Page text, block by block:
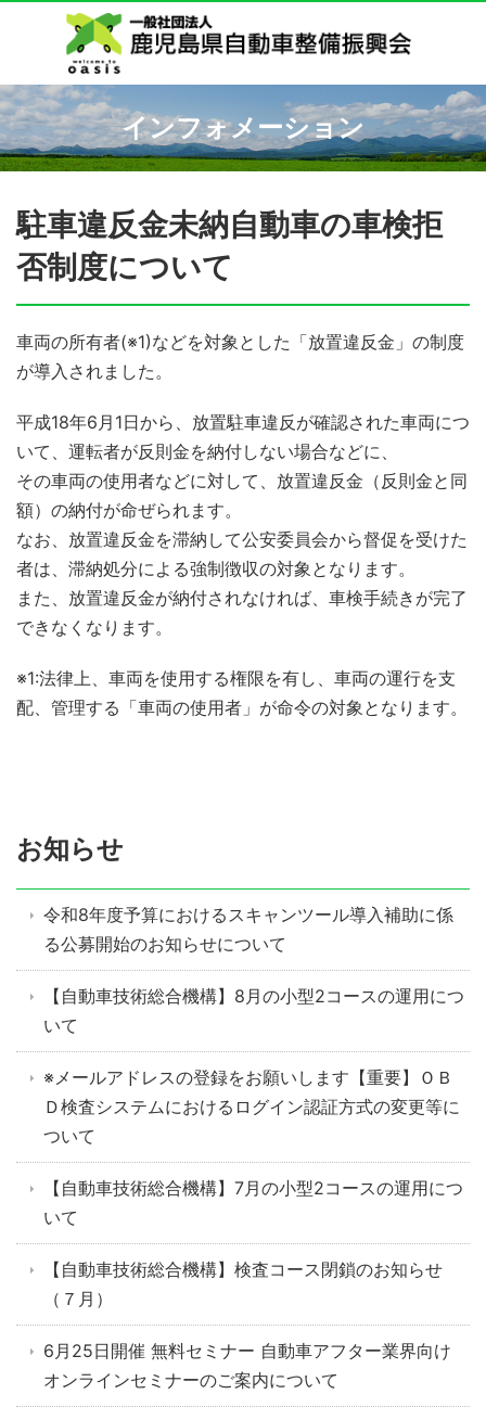
インフォメーション
駐車違反金未納自動車の車検拒
否制度について
車両の所有者(※1)などを対象とした「放置違反金」の制度
が導入されました。
平成18年6月1日から、放置駐車違反が確認された車両につ
いて、運転者が反則金を納付しない場合などに、
その車両の使用者などに対して、放置違反金（反則金と同
額）の納付が命ぜられます。
なお、放置違反金を滞納して公安委員会から督促を受けた
者は、滞納処分による強制徴収の対象となります。
また、放置違反金が納付されなければ、車検手続きが完了
できなくなります。
※1:法律上、車両を使用する権限を有し、車両の運行を支
配、管理する「車両の使用者」が命令の対象となります。
お知らせ
令和8年度予算におけるスキャンツール導入補助に係
る公募開始のお知らせについて
【自動車技術総合機構】8月の小型2コースの運用につ
いて
※メールアドレスの登録をお願いします【重要】ＯＢ
Ｄ検査システムにおけるログイン認証方式の変更等に
ついて
【自動車技術総合機構】7月の小型2コースの運用につ
いて
【自動車技術総合機構】検査コース閉鎖のお知らせ
（７月）
6月25日開催 無料セミナー 自動車アフター業界向け
オンラインセミナーのご案内について